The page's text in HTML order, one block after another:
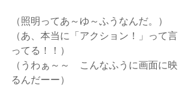
（照明ってあ～ゆ～ふうなんだ。）
（あ、本当に「アクション！」って言
ってる！！）
（うわぁ～～　こんなふうに画面に映
るんだーー）